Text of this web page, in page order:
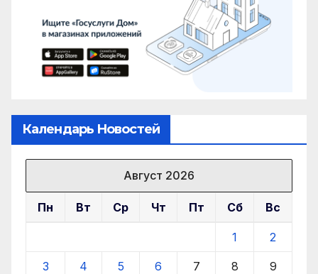
Календарь Новостей
Август 2026
Пн Вт Ср Чт Пт Сб Вс
1 2
3 4 5 6 7 8 9